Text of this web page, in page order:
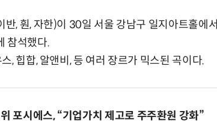
, 훤, 자한)이 30일 서울 강남구 일지아트홀에서
참석했다.
힙합, 알앤비, 등 여러 장르가 믹스된 곡이다.
포시에스, “기업가치 제고로 주주환원 강화”